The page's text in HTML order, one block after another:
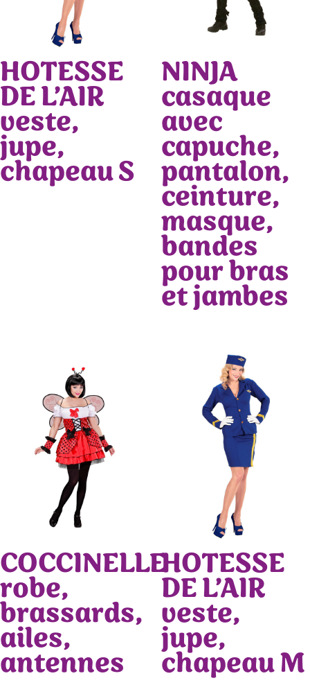
HOTESSE
DE L’AIR
veste,
jupe,
chapeau S
NINJA
casaque
avec
capuche,
pantalon,
ceinture,
masque,
bandes
pour bras
et jambes
COCCINELLE
robe,
brassards,
ailes,
antennes
HOTESSE
DE L’AIR
veste,
jupe,
chapeau M